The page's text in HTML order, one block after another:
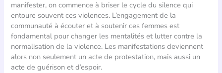
manifester, on commence à briser le cycle du silence qui
entoure souvent ces violences. L’engagement de la
communauté à écouter et à soutenir ces femmes est
fondamental pour changer les mentalités et lutter contre la
normalisation de la violence. Les manifestations deviennent
alors non seulement un acte de protestation, mais aussi un
acte de guérison et d’espoir.